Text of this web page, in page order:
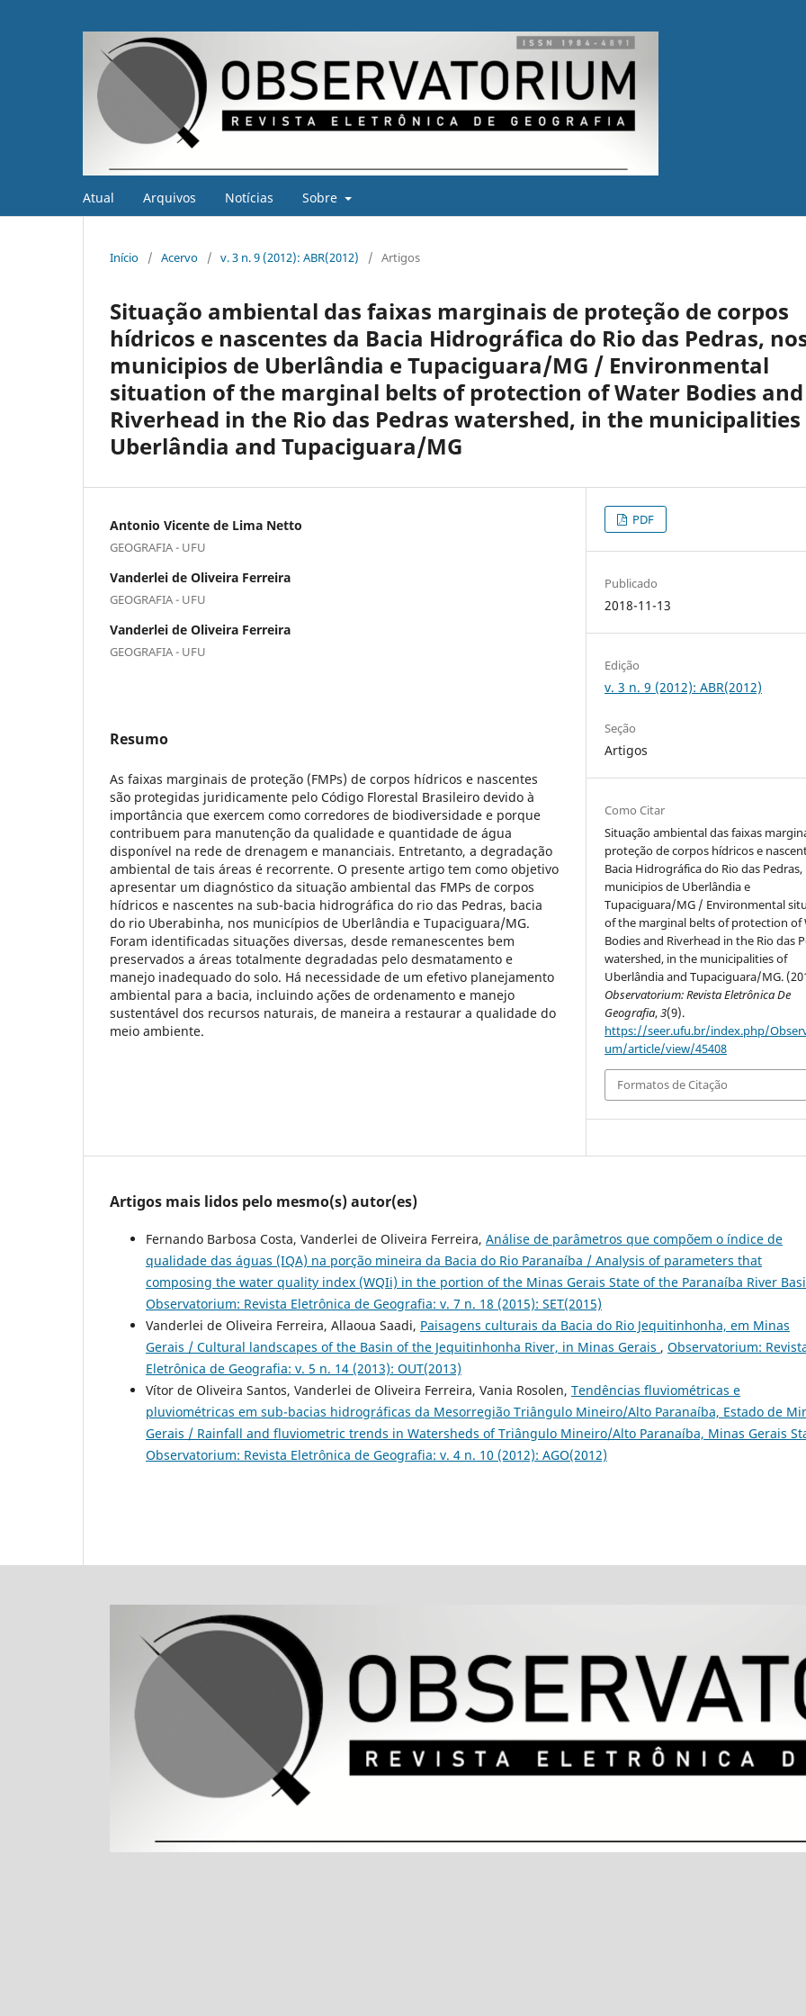
Atual Arquivos Notícias Sobre
Início / Acervo / v. 3 n. 9 (2012): ABR(2012) / Artigos
Situação ambiental das faixas marginais de proteção de corpos
hídricos e nascentes da Bacia Hidrográfica do Rio das Pedras,
municipios de Uberlândia e Tupaciguara/MG / Environmental
situation of the marginal belts of protection of Water Bodies and
Riverhead in the Rio das Pedras watershed, in the
Uberlândia and Tupaciguara/MG
Antonio Vicente de Lima Netto
GEOGRAFIA - UFU
Vanderlei de Oliveira Ferreira
GEOGRAFIA - UFU
Vanderlei de Oliveira Ferreira
GEOGRAFIA - UFU
Resumo
As faixas marginais de proteção (FMPs) de corpos hídricos e nascentes
são protegidas juridicamente pelo Código Florestal Brasileiro devido à
importância que exercem como corredores de biodiversidade e porque
contribuem para manutenção da qualidade e quantidade de água
disponível na rede de drenagem e mananciais. Entretanto, a degradação
ambiental de tais áreas é recorrente. O presente artigo tem como objetivo
apresentar um diagnóstico da situação ambiental das FMPs de corpos
hídricos e nascentes na sub-bacia hidrográfica do rio das Pedras, bacia
do rio Uberabinha, nos municípios de Uberlândia e Tupaciguara/MG.
Foram identificadas situações diversas, desde remanescentes bem
preservados a áreas totalmente degradadas pelo desmatamento e
manejo inadequado do solo. Há necessidade de um efetivo planejamento
ambiental para a bacia, incluindo ações de ordenamento e manejo
sustentável dos recursos naturais, de maneira a restaurar a qualidade do
meio ambiente.
PDF
Publicado
2018-11-13
Edição
v. 3 n. 9 (2012): ABR(2012)
Seção
Artigos
Como Citar
Situação ambiental das faixas
proteção de corpos hídricos e
Bacia Hidrográfica do Rio das Pedras,
municipios de Uberlândia e
Tupaciguara/MG / Environmental
of the marginal belts of protection of
Bodies and Riverhead in the Rio das
watershed, in the municipalities of
Uberlândia and Tupaciguara/MG.
Observatorium: Revista Eletrônica De
Geografia,3(9).
https://seer.ufu.br/index.php/
um/article/view/45408
Formatos de Citação
Artigos mais lidos pelo mesmo(s) autor(es)
Fernando Barbosa Costa, Vanderlei de Oliveira Ferreira, Análise de parâmetros que compõem o índice de
qualidade das águas (IQA) na porção mineira da Bacia do Rio Paranaíba / Analysis of parameters that
composing the water quality index (WQIi) in the portion of the Minas Gerais State of the Paranaíba River
Observatorium: Revista Eletrônica de Geografia: v. 7 n. 18 (2015): SET(2015)
Vanderlei de Oliveira Ferreira, Allaoua Saadi, Paisagens culturais da Bacia do Rio Jequitinhonha, em Minas
Gerais / Cultural landscapes of the Basin of the Jequitinhonha River, in Minas Gerais , Observatorium:
Eletrônica de Geografia: v. 5 n. 14 (2013): OUT(2013)
Vítor de Oliveira Santos, Vanderlei de Oliveira Ferreira, Vania Rosolen, Tendências fluviométricas e
pluviométricas em sub-bacias hidrográficas da Mesorregião Triângulo Mineiro/Alto Paranaíba, Estado de
Gerais / Rainfall and fluviometric trends in Watersheds of Triângulo Mineiro/Alto Paranaíba, Minas Gerais
Observatorium: Revista Eletrônica de Geografia: v. 4 n. 10 (2012): AGO(2012)